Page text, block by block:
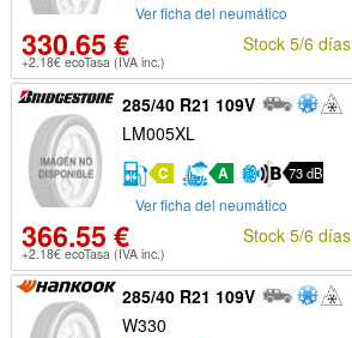
Ver ficha del neumático
330.65 €
+2.18€ ecoTasa (IVA inc.)
Stock 5/6 días
285/40 R21 109V
LM005XL
C A 73 dB
Ver ficha del neumático
366.55 €
+2.18€ ecoTasa (IVA inc.)
Stock 5/6 días
285/40 R21 109V
W330